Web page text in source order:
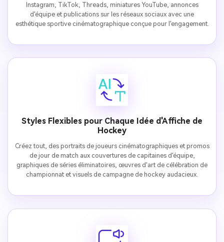
Instagram, TikTok, Threads, miniatures YouTube, annonces
d'équipe et publications sur les réseaux sociaux avec une
esthétique sportive cinématographique conçue pour l'engagement.
Styles Flexibles pour Chaque Idée d'Affiche de
Hockey
Créez tout, des portraits de joueurs cinématographiques et promos
de jour de match aux couvertures de capitaines d'équipe,
graphiques de séries éliminatoires, œuvres d'art de célébration de
championnat et visuels de campagne de hockey audacieux.